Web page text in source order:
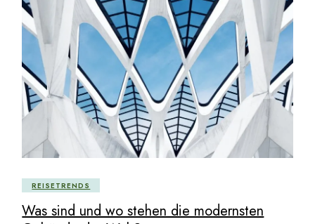
REISETRENDS
Was sind und wo stehen die modernsten